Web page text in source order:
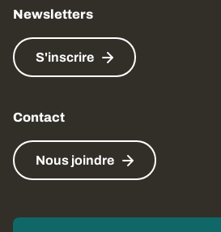
Newsletters
S'inscrire
Contact
Nous joindre